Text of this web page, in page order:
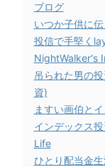
ブログ
いつか子供に
投信で手堅く
NightWalker's
吊られた男の
資)
ますい画伯と
インデックス
Life
ひとり配当金